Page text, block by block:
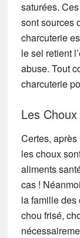
saturées.
sont sources
charcuterie
le sel retient
abuse. Tout
charcuterie
Les Choux
Certes,
les choux
aliments
cas !
la famille des
chou frisé,